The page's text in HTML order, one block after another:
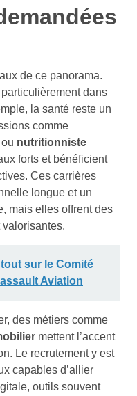
de ce panorama.
dans
la santé reste un
comme
ou nutritionniste
forts et bénéficient
Ces carrières
longue et un
mais elles offrent des
sur le Comité
Aviation
des métiers comme
mettent l’accent
Le recrutement y est
capables d’allier
outils souvent